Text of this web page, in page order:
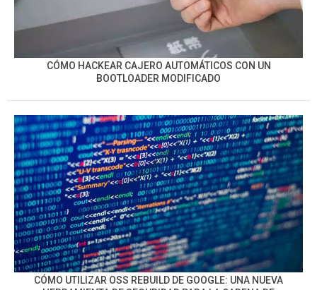
CÓMO HACKEAR CAJERO AUTOMÁTICOS CON UN
BOOTLOADER MODIFICADO
CÓMO UTILIZAR OSS REBUILD DE GOOGLE: UNA NUEVA